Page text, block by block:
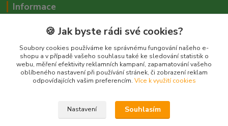
Informace
Zásady ochrany osobních údajů
Kontakt
Obecné nařízení o bezpečnosti produktů (GPSR), Regulation (EU)
2023/988
🍪 Jak byste rádi své cookies?
Soubory cookies používáme ke správnému fungování našeho e-
shopu a v případě vašeho souhlasu také ke sledování statistik o
webu, měření efektivity reklamních kampaní, zapamatování vašeho
oblíbeného nastavení při používání stránek, či zobrazení reklam
odpovídajících vašim preferencím. Více k využití cookies
Nastavení Souhlasím